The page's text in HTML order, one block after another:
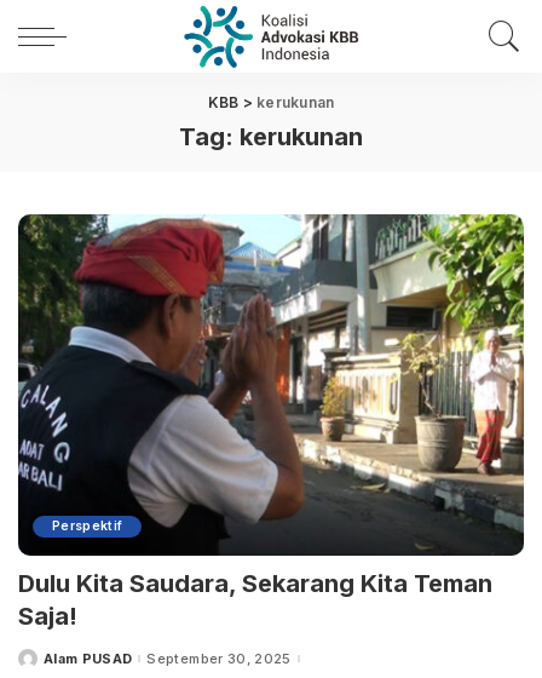
KBB > kerukunan
Tag: kerukunan
Perspektif
Dulu Kita Saudara, Sekarang Kita Teman
Saja!
PostedAlam PUSAD September 30, 2025